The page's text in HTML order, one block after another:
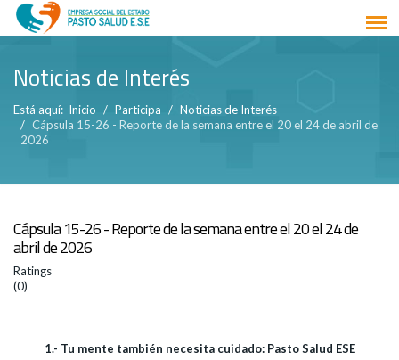
Noticias de Interés
Está aquí: Inicio Participa
Noticias de Interés
Cápsula 15-26 - Reporte de la semana entre el 20 el 24 de abril de
2026
Cápsula 15-26 - Reporte de la semana entre el 20 el 24 de
abril de 2026
Ratings
(0)
1.- Tu mente también necesita cuidado: Pasto Salud ESE